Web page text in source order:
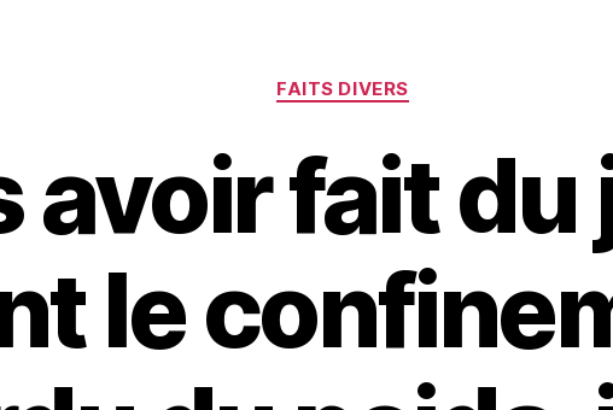
Catégories
FAITS DIVERS
avoir fait du
le